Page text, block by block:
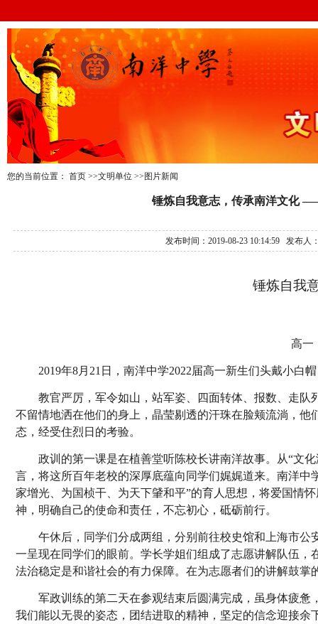
您的当前位置： 首页 >>文明单位 >>图片新闻
锤炼自我意志，传承南洋文化
发布时间：2019-08-23 10:14:59 发布
锤炼自我
高一
2019年8月21日，南洋中学2022届高一新生们头戴小白
教官严厉，军令如山，站军姿、四面转体、报数、走
不留情地洒在他们的身上，晶莹剔透的汗珠在脸颊流淌，
态，经受住烈日的考验。
政训的第一课是在植善堂听陈校长讲南洋故事。从“文
言，将这所百年老校的深厚底蕴向同学们娓娓道来。南洋
家增光、为国桢干、 为天下肈和平”的育人思想，将爱国情
神，明确自己的使命和责任，不忘初心，砥砺前行。
午休后，同学们分成两组，分别前往校史馆和上海市
一呈现在同学们的眼前。学长学姐们组成了志愿讲解队伍
法治稳定是和谐社会的有力保障。在为志愿者们的讲解鼓
军政训练的第二天在参观结束后圆满完成，虽身体疲
我们能以无畏的姿态，团结进取的精神，坚定的信念迎接